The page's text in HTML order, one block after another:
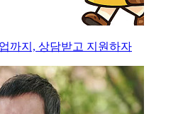
까지, 상담받고 지원하자